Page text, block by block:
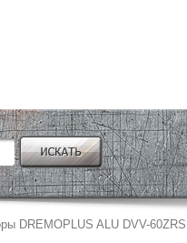
DREMOPLUS ALU DVV-60ZRS